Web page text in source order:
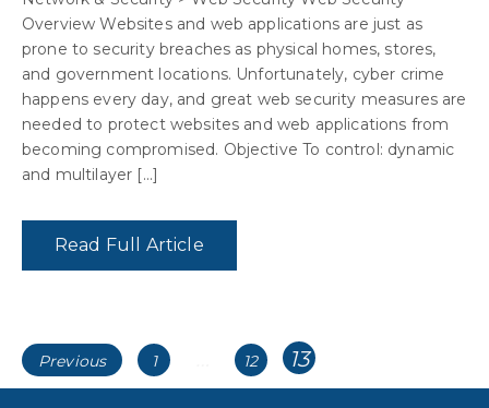
Overview Websites and web applications are just as
prone to security breaches as physical homes, stores,
and government locations. Unfortunately, cyber crime
happens every day, and great web security measures are
needed to protect websites and web applications from
becoming compromised. Objective To control: dynamic
and multilayer [...]
Read Full Article
Post
navigation
Posts
navigation
Previous Page
1 Page
12 Page
13